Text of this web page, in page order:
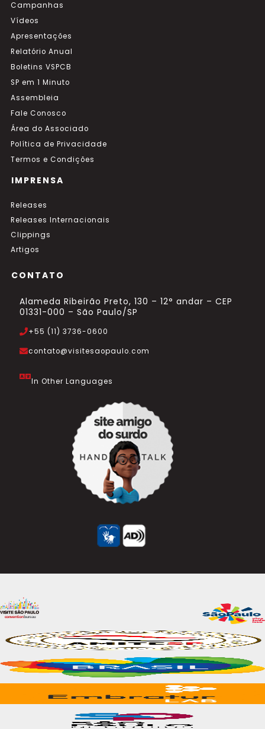
Campanhas
Vídeos
Apresentações
Relatório Anual
Boletins VSPCB
SP em 1 Minuto
Assembleia
Fale Conosco
Área do Associado
Política de Privacidade
Termos e Condições
IMPRENSA
Releases
Releases Internacionais
Clippings
Artigos
CONTATO
Alameda Ribeirão Preto, 130 – 12° andar – CEP
01331-000 – São Paulo/SP
+55 (11) 3736-0600
contato@visitesaopaulo.com
In Other Languages